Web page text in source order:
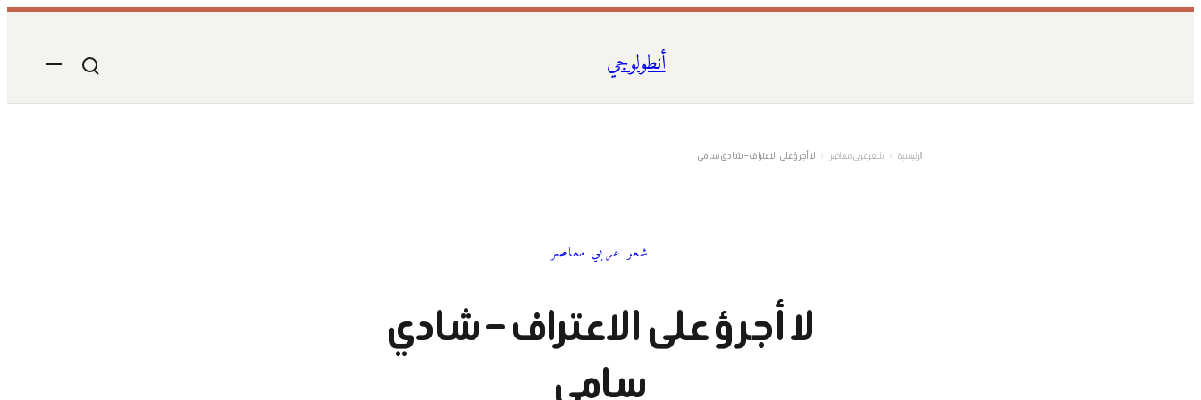
المحتوى
أنطولوجي
الرئيسية › شعر عربي معاصر › لا أجرؤ على الاعتراف – شادي سامي
شعر عربي معاصر
لا أجرؤ على الاعتراف – شادي
سامي